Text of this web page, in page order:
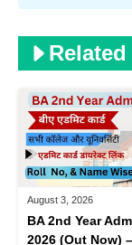
August 3, 2026
BA 2nd Year
2026 (Out Now) –